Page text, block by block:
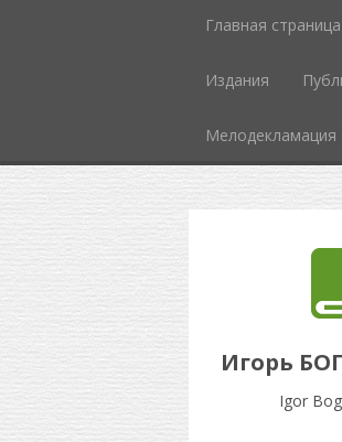
Главная страница
Издания
Мелодекламация
Игорь
Igor